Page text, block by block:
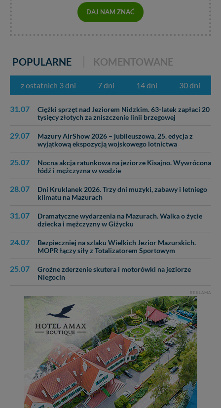
DAJ NAM ZNAĆ
POPULARNE KOMENTOWANE
z ostatnich 3 dni 7 dni 14 dni 30 dni
31.07
Ciężki sprzęt nad Jeziorem Nidzkim. 63-latek zapłaci 20
tysięcy złotych za zniszczenie linii brzegowej
29.07
Mazury AirShow 2026 – jubileuszowa, 25. edycja z
wyjątkową ekspozycją wojskowego lotnictwa
25.07
Nocna akcja ratunkowa na jeziorze Kisajno. Wywrócona
łódź i mężczyzna w wodzie
28.07
Dni Kruklanek 2026. Trzy dni muzyki, zabawy i letniego
klimatu na Mazurach
31.07
Dramatyczne wydarzenia na Mazurach. Walka o życie
dziecka i mężczyzny w Giżycku
24.07
Bezpieczniej na szlaku Wielkich Jezior Mazurskich.
MOPR łączy siły z Totalizatorem Sportowym
25.07
Groźne zderzenie skutera i motorówki na jeziorze
Niegocin
REKLAMA
W każdej chwili możesz: zażądać dostępu do swoich
danych, zażądać ich poprawienia lub usunięcia,
zawsze jest możliwe techniczne zrealizowanie Twoich
tych plików - w pewnych przypadkach nie możemy tego
zrobić za Ciebie.
Dziękujemy, i życzmy miłego odkrywania Mazur na